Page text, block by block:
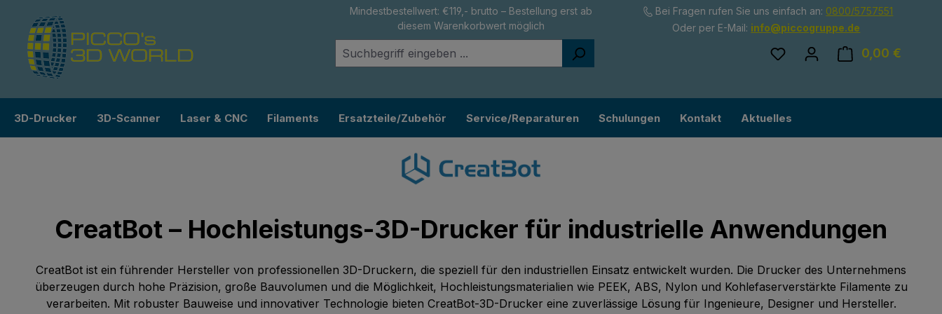
Hauptinhalt springen
Zur Suche springen
Zur Hauptnavigation springen
Mindestbestellwert: €119,- brutto – Bestellung erst ab
diesem Warenkorbwert möglich
Bei Fragen rufen Sie uns einfach an: 0800/5757551
Oder per E-Mail: info@piccogruppe.de
Du hast 0 Produkte auf
0,00 €
3D-Drucker 3D-Scanner Laser & CNC Filaments Ersatzteile/Zubehör Service/Reparaturen Schulungen Kontakt Aktuelles
CreatBot – Hochleistungs-3D-Drucker für industrielle Anwendungen
CreatBot ist ein führender Hersteller von professionellen 3D-Druckern, die speziell für den industriellen Einsatz entwickelt wurden. Die Drucker des Unternehmens
überzeugen durch hohe Präzision, große Bauvolumen und die Möglichkeit, Hochleistungsmaterialien wie PEEK, ABS, Nylon und Kohlefaserverstärkte Filamente zu
verarbeiten. Mit robuster Bauweise und innovativer Technologie bieten CreatBot-3D-Drucker eine zuverlässige Lösung für Ingenieure, Designer und Hersteller.